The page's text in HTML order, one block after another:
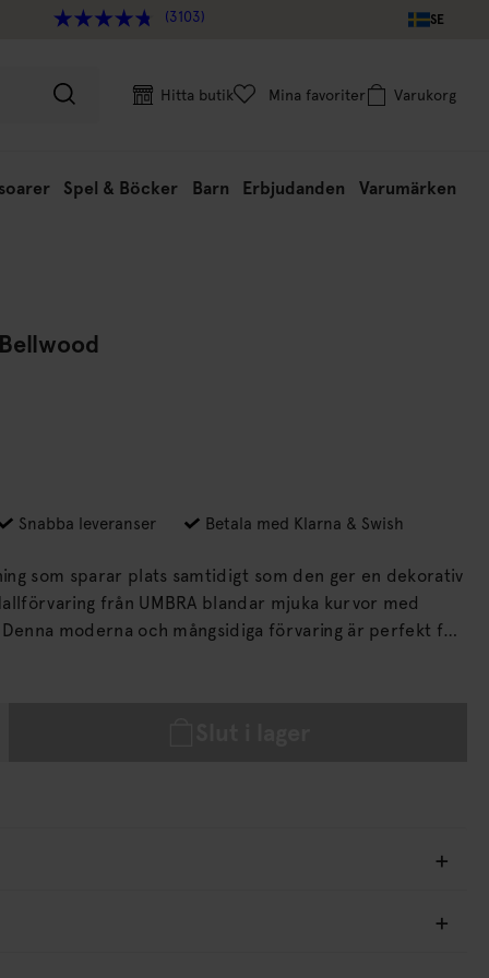
(3103) SE
Hitta butik Mina favoriter Varukorg
Spel & Böcker Barn Erbjudanden Varumärken
Snabba leveranser Betala med Klarna & Swish
som sparar plats samtidigt som den ger en dekorativ
från UMBRA blandar mjuka kurvor med
upp dina kläder, skor, väskor och andra
att förvara och organisera dina tillhörigheter.